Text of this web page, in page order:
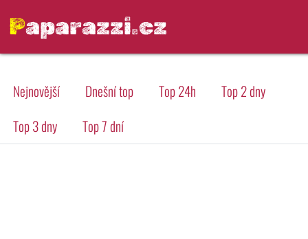
Paparazzi.cz
Nejnovější Dnešní top Top 24h
Top 2 dny
Top 3 dny
Top 7 dní